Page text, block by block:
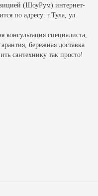
(ШоуРум) интернет-
по адресу: г.Тула, ул.
консультация специалиста,
бережная доставка
сантехнику так просто!